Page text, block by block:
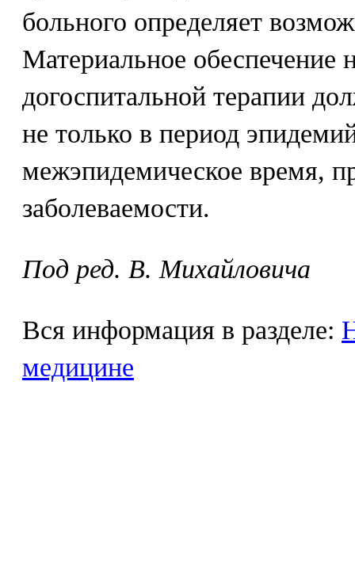
больного определяет
Материальное обеспечение
догоспитальной терапии
не только в период
межэпидемическое время,
заболеваемости.
Под ред. В. Михайловича
Вся информация в разделе:
медицине